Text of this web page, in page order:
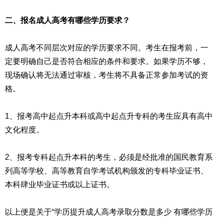
二、报名成人高考有哪些学历要求？
成人高考不同层次对应的学历要求不同。考生在报考前，一
定要明确自己是否符合相应的条件和要求。如果学历不够，
现场确认将无法通过审核，考生将不具备正常参加考试的资
格。
1、报考高中起点升本科或高中起点升专科的考生应具有高中
文化程度。
2、报考专科起点升本科的考生，必须是经批准的国民教育系
列高等学校、高等教育自学考试机构颁发的专科毕业证书、
本科肆业毕业证书或以上证书。
以上便是关于“学历提升成人高考录取分数是多少 有哪些学历